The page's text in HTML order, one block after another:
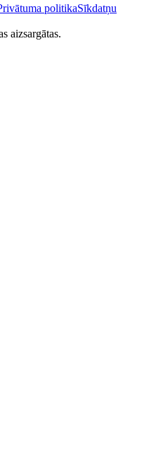
politikaSīkdatņu
aizsargātas.